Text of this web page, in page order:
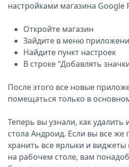
настройками магазина Google
Откройте магазин
Зайдите в меню
Найдите пункт настроек
В строке "Добавлять
После этого все новые
помещаться только в
Теперь вы узнали, как удалить
стола Андроид. Если вы все же
хранить все ярлыки и
на рабочем столе, вам